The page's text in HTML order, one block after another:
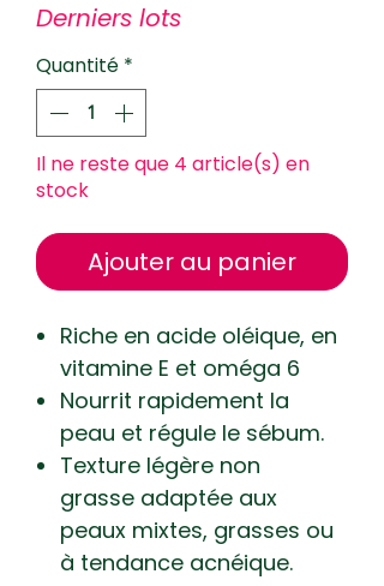
Derniers lots
Quantité *
Il ne reste que 4 article(s) en
stock
Ajouter au panier
Riche en acide oléique, en
vitamine E et oméga 6
Nourrit rapidement la
peau et régule le sébum.
Texture légère non
grasse adaptée aux
peaux mixtes, grasses ou
à tendance acnéique.